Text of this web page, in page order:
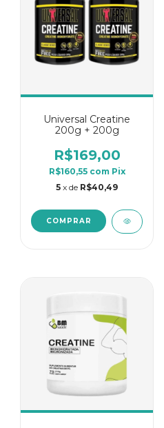
Universal Creatine
200g + 200g
R$169,00
R$160,55 com Pix
5 x de R$40,49